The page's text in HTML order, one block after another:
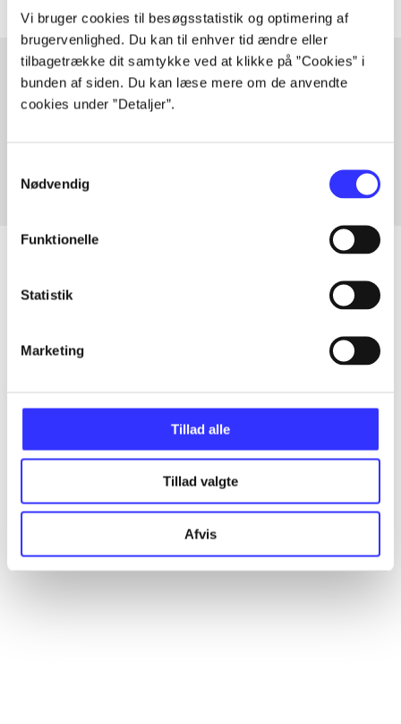
Vi bruger cookies til besøgsstatistik og optimering af
brugervenlighed. Du kan til enhver tid ændre eller
tilbagetrække dit samtykke ved at klikke på ”Cookies” i
bunden af siden. Du kan læse mere om de anvendte
cookies under ”Detaljer”.
Nødvendig
Funktionelle
Statistik
Marketing
Tillad alle
Tillad valgte
Afvis
Artikler med samme emner
...
...